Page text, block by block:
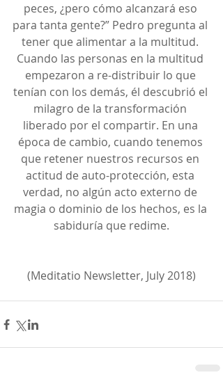
peces, ¿pero cómo alcanzará eso
para tanta gente?” Pedro pregunta al
tener que alimentar a la multitud.
Cuando las personas en la multitud
empezaron a re-distribuir lo que
tenían con los demás, él descubrió el
milagro de la transformación
liberado por el compartir. En una
época de cambio, cuando tenemos
que retener nuestros recursos en
actitud de auto-protección, esta
verdad, no algún acto externo de
magia o dominio de los hechos, es la
sabiduría que redime.
(Meditatio Newsletter, July 2018)